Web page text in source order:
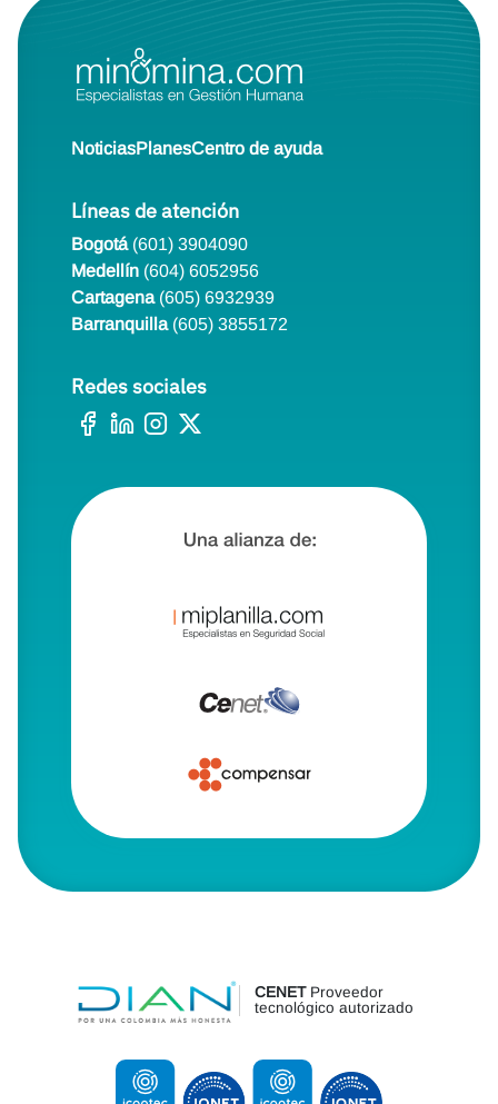
NoticiasPlanesCentro de ayuda
Líneas de atención
Bogotá (601) 3904090
Medellín (604) 6052956
Cartagena(605) 6932939
Barranquilla(605) 3855172
Redes sociales
CENETProveedor
tecnológico autorizado